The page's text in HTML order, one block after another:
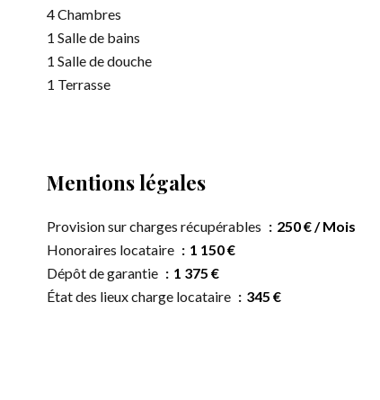
4 Chambres
1 Salle de bains
1 Salle de douche
1 Terrasse
Mentions légales
Provision sur charges récupérables
250 € / Mois
Honoraires locataire
1 150 €
Dépôt de garantie
1 375 €
État des lieux charge locataire
345 €